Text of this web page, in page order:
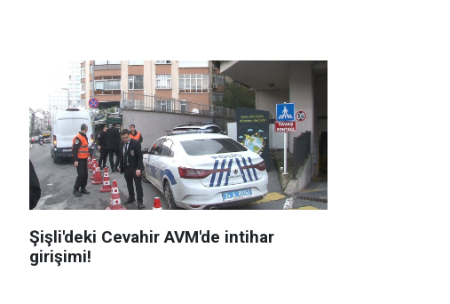
Şişli'deki Cevahir AVM'de intihar
girişimi!